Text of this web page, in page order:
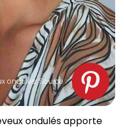
ondulés. Source :
ondulés apporte